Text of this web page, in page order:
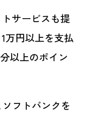
サービスも提
万円以上を支払
以上のポイン
フトバンクを